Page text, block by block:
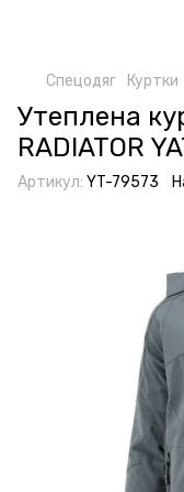
Спецодяг Куртки
Утеплена
RADIATOR
Артикул: YT-79573